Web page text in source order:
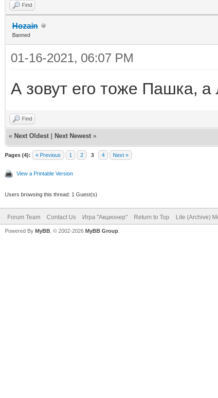
Find
Hozain
Banned
01-16-2021, 06:07 PM
А зовут его тоже Пашка, а
Find
« Next Oldest Next Newest »
Pages (4): « Previous 1 2 3 4 Next »
View a Printable Version
Users browsing this thread: 1 Guest(s)
Forum Team Contact Us Игра "Акционер" Return to Top Lite (Archive)
Powered By MyBB , © 2002-2026 MyBB Group